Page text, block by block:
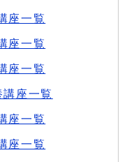
座一覧
座一覧
座一覧
座一覧
座一覧
座一覧